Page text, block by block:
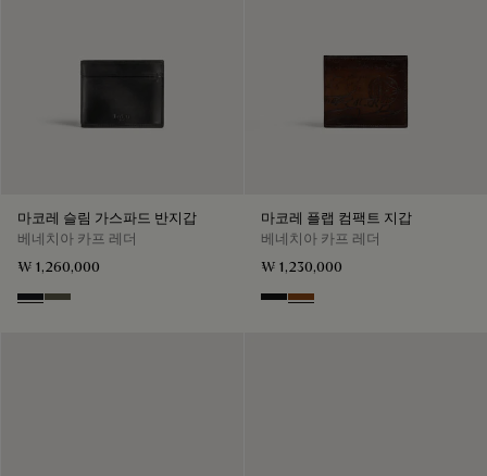
마코레 슬림 가스파드 반지갑
베네치아 카프 레더
₩ 1,260,000
Charcoal Gray
Selva Oscura
마코레 플랩 컴팩트 지갑
베네치아 카프 레더
₩ 1,230,000
Nero Grigio
Cacao Intenso